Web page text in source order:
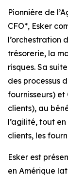
Pionnière de
CFO*, Esker
l’orchestration
trésorerie, la
risques. Sa
des processus
fournisseurs)
clients), au
l’agilité, tout
clients, les
Esker est
en Amérique